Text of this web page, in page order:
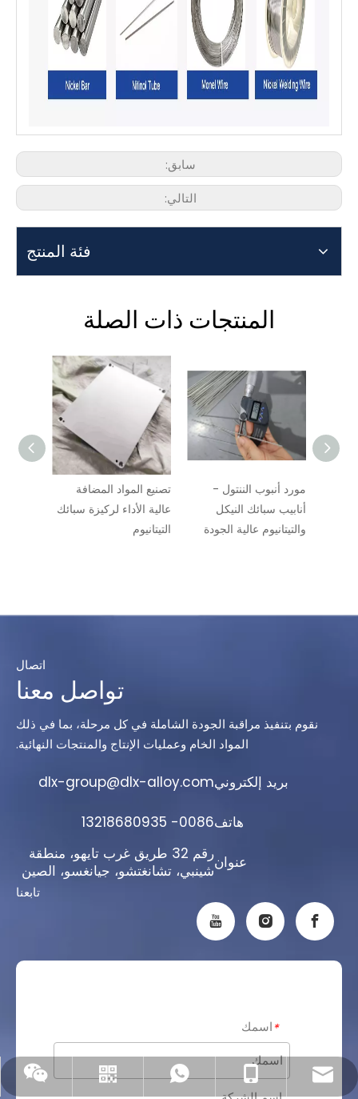
سابق:
التالي:
فئة المنتج
المنتجات ذات الصلة
تصنيع المواد المضافة
عالية الأداء لركيزة سبائك
التيتانيوم
مورد أنبوب الننتول -
أنابيب سبائك النيكل
والتيتانيوم عالية الجودة
اتصال
تواصل معنا
نقوم بتنفيذ مراقبة الجودة الشاملة في كل مرحلة، بما في ذلك
المواد الخام وعمليات الإنتاج والمنتجات النهائية.
بريد إلكترونيdlx-group@dlx-alloy.com
هاتف0086- 13218680935
عنوان
رقم 32 طريق غرب تايهو، منطقة
شينبي، تشانغتشو، جيانغسو، الصين
تابعنا
*اسمك
dlx-group@dlx-alloy.com
+86- 13218680935
+86- 13218680935
واتس اب
ويشات